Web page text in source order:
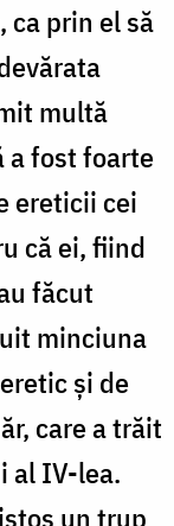
ca prin el să
multă
a fost foarte
ereticii cei
că ei, fiind
făcut
minciuna
și de
care a trăit
al IV-lea.
un trup